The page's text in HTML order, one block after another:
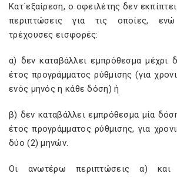
Κατ΄εξαίρεση, ο οφειλέτης δεν
περιπτώσεις για τις οποίες,
τρέχουσες εισφορές:
α) δεν καταβάλλει εμπρόθεσμα μέχρι
έτος προγράμματος ρύθμισης (για
ενός μηνός η κάθε δόση) ή
β) δεν καταβάλλει εμπρόθεσμα μία
έτος προγράμματος ρύθμισης, για
δύο (2) μηνών.
Οι ανωτέρω περιπτώσεις α)